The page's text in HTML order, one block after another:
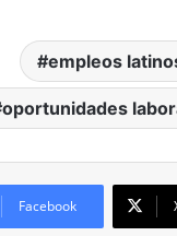
empleos
oportunidades
Facebook